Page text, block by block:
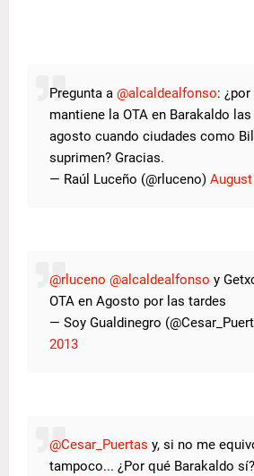
Pregunta a @alcaldealfonso:
mantiene la OTA en Barakaldo
agosto cuando ciudades como
suprimen? Gracias.
— Raúl Luceño (@rluceno)
@rluceno @alcaldealfonso y
OTA en Agosto por las tardes
— Soy Gualdinegro
2013
@Cesar_Puertas y, si no me
tampoco... ¿Por qué Barakaldo sí?